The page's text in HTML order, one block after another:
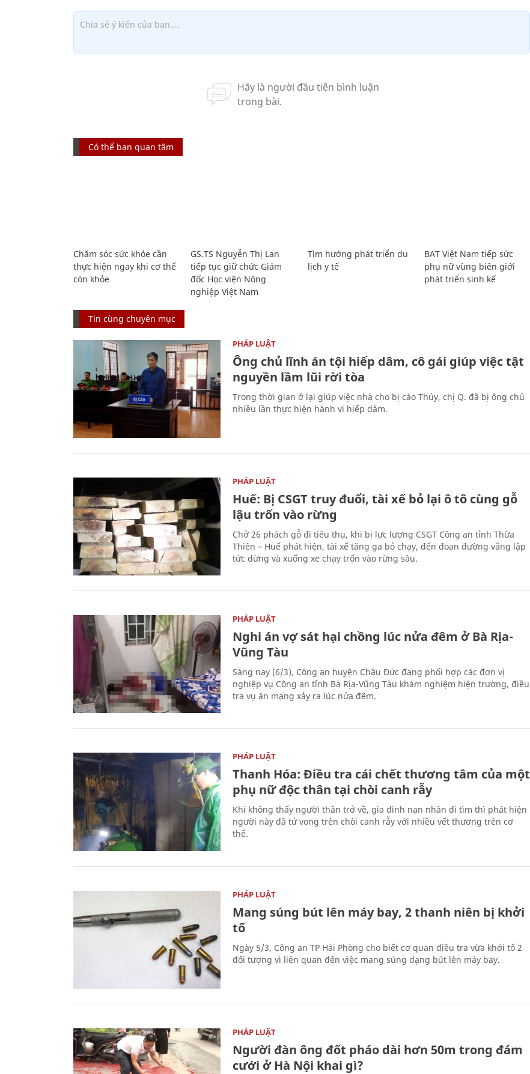
Có thể bạn quan tâm
Chăm sóc sức khỏe cần
thực hiện ngay khi cơ thể
còn khỏe
GS.TS Nguyễn Thị Lan
tiếp tục giữ chức Giám
đốc Học viện Nông
nghiệp Việt Nam
Tìm hướng phát triển du
lịch y tế
BAT Việt Nam tiếp sức
phụ nữ vùng biên giới
phát triển sinh kế
Tin cùng chuyên mục
PHÁP LUẬT
Ông chủ lĩnh án tội hiếp dâm, cô gái giúp việc tật
nguyền lầm lũi rời tòa
Trong thời gian ở lại giúp việc nhà cho bị cáo Thủy, chị Q. đã bị ông chủ
nhiều lần thực hiện hành vi hiếp dâm.
PHÁP LUẬT
Huế: Bị CSGT truy đuổi, tài xế bỏ lại ô tô cùng gỗ
lậu trốn vào rừng
Chở 26 phách gỗ đi tiêu thụ, khi bị lực lượng CSGT Công an tỉnh Thừa
Thiên – Huế phát hiện, tài xế tăng ga bỏ chạy, đến đoạn đường vắng lập
tức dừng và xuống xe chạy trốn vào rừng sâu.
PHÁP LUẬT
Nghi án vợ sát hại chồng lúc nửa đêm ở Bà Rịa-
Vũng Tàu
Sáng nay (6/3), Công an huyện Châu Đức đang phối hợp các đơn vị
nghiệp vụ Công an tỉnh Bà Rịa-Vũng Tàu khám nghiệm hiện trường, điều
tra vụ án mạng xảy ra lúc nửa đêm.
PHÁP LUẬT
Thanh Hóa: Điều tra cái chết thương tâm của một
phụ nữ độc thân tại chòi canh rẫy
Khi không thấy người thân trở về, gia đình nạn nhân đi tìm thì phát hiện
người này đã tử vong trên chòi canh rẫy với nhiều vết thương trên cơ
thể.
PHÁP LUẬT
Mang súng bút lên máy bay, 2 thanh niên bị khởi
tố
Ngày 5/3, Công an TP Hải Phòng cho biết cơ quan điều tra vừa khởi tố 2
đối tượng vì liên quan đến việc mang súng dạng bút lên máy bay.
PHÁP LUẬT
Người đàn ông đốt pháo dài hơn 50m trong đám
cưới ở Hà Nội khai gì?